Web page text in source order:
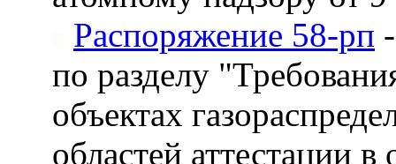
Распоряжение 58-рп
по разделу
объектах
областей аттестации